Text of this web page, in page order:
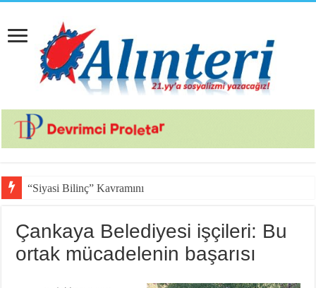
“Siyasi Bilinç” Kavramının Unsurları
Çankaya Belediyesi işçileri: Bu
ortak mücadelenin başarısı